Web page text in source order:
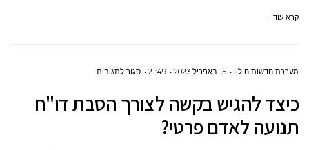
קרא עוד ←
מערכת חדשות חולון 15 באפריל 2023 21:49 סגור לתגובותעל
להגיש
כיצד להגיש בקשה לצורך הסבת דו"ח
תנועה לאדם פרטי?